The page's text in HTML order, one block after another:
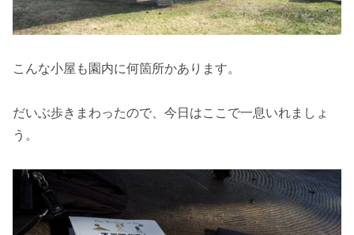
こんな小屋も園内に何箇所かあります。
だいぶ歩きまわったので、今日はここで一息いれましょ
う。